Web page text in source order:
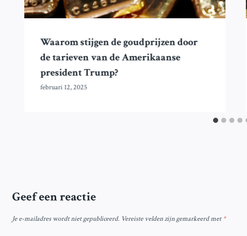
Waarom stijgen de goudprijzen door
de tarieven van de Amerikaanse
president Trump?
februari 12, 2025
Geef een reactie
Je e-mailadres wordt niet gepubliceerd. Vereiste velden zijn gemarkeerd met*